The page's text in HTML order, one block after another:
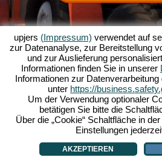
Über My Free Farm |Die Story zum
Impressum |Datenschutzerklärung|
My Free Farm 2 App|Google
Browsergames - Upjers.com|
upjers (Impressum) verwendet auf
zur Datenanalyse, zur Bereitstellung
und zur Auslieferung
Informationen finden Sie in unserer
Informationen zur
unter https://
Um der Verwendung optionaler
betätigen Sie bitte die
Über die „Cookie“ Schaltfläche in
Einstellungen
AKZEPTIEREN